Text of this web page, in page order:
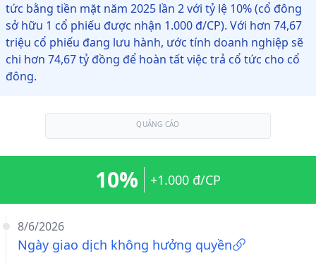
tức bằng tiền mặt năm 2025 lần 2 với tỷ lệ 10% (cổ đông
sở hữu 1 cổ phiếu được nhận 1.000 đ/CP). Với hơn 74,67
triệu cổ phiếu đang lưu hành, ước tính doanh nghiệp sẽ
chi hơn 74,67 tỷ đồng để hoàn tất việc trả cổ tức cho cổ
đông.
QUẢNG CÁO
8/6/2026
Ngày giao dịch không hưởng quyền
10% +1.000 đ/CP